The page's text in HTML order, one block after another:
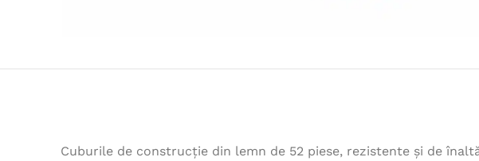
Cuburile de construcție din lemn de 52 piese, rezistente și de